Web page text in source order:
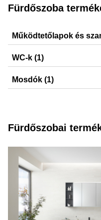
Fürdőszoba
Működtetőlapok és
Sigma50, Sigma20,
modulok
WC-k (1)
Acanto
Mosdók (1)
Fürdőszobai